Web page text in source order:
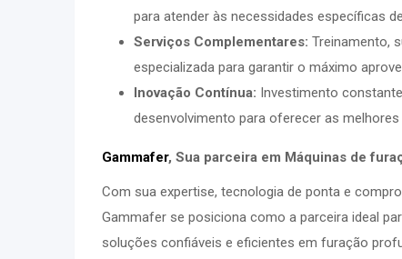
para atender às necessidades específicas
Serviços Complementares: Treinamento,
especializada para garantir o máximo
Inovação Contínua: Investimento
desenvolvimento para oferecer as
Gammafer, Sua parceira em Máquinas de
Com sua expertise, tecnologia de ponta e
Gammafer se posiciona como a parceira ideal
soluções confiáveis e eficientes em furação